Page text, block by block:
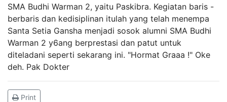
SMA Budhi Warman 2, yaitu Paskibra. Kegiatan baris -
berbaris dan kedisiplinan itulah yang telah menempa
Santa Setia Gansha menjadi sosok alumni SMA Budhi
Warman 2 y6ang berprestasi dan patut untuk
diteladani seperti sekarang ini. "Hormat Graaa !" Oke
deh. Pak Dokter
Print